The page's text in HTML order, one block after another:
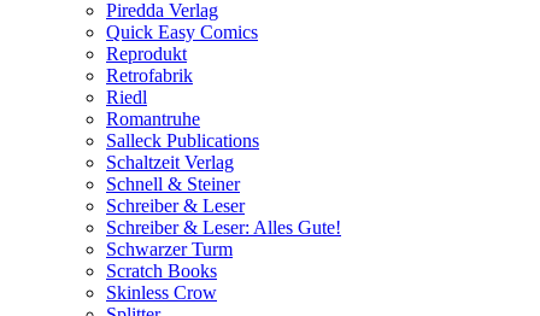
Piredda Verlag
Quick Easy Comics
Reprodukt
Retrofabrik
Riedl
Romantruhe
Salleck Publications
Schaltzeit Verlag
Schnell & Steiner
Schreiber & Leser
Schreiber & Leser: Alles Gute!
Schwarzer Turm
Scratch Books
Skinless Crow